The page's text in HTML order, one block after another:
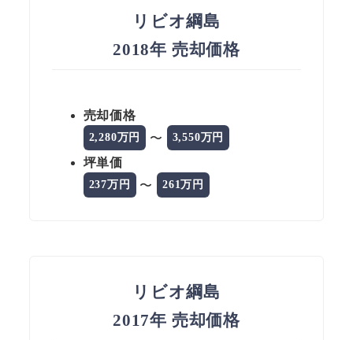
リビオ綱島
2018年 売却価格
売却価格
2,280万円 〜 3,550万円
坪単価
237万円 〜 261万円
リビオ綱島
2017年 売却価格